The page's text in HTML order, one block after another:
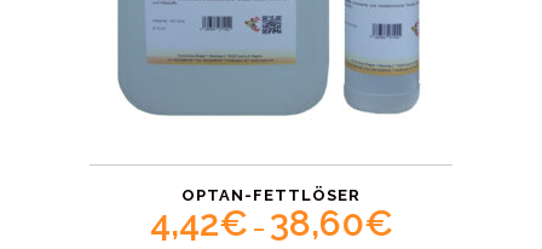
OPTAN-FETTLÖSER
4,42€ – 38,60€Price